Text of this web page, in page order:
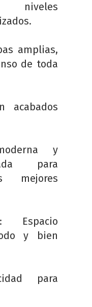
niveles
amplias,
de toda
acabados
y
para
Espacio
y bien
para